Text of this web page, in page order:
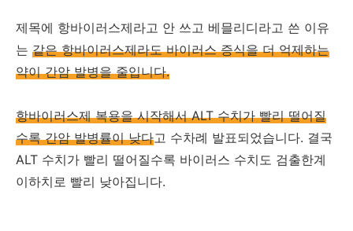
제목에 항바이러스제라고 안 쓰고 베믈리디라고 쓴 이유
는 같은 항바이러스제라도 바이러스 증식을 더 억제하는
약이 간암 발병을 줄입니다.
항바이러스제 복용을 시작해서 ALT 수치가 빨리 떨어질
수록 간암 발병률이 낮다고 수차례 발표되었습니다. 결국
ALT 수치가 빨리 떨어질수록 바이러스 수치도 검출한계
이하치로 빨리 낮아집니다.